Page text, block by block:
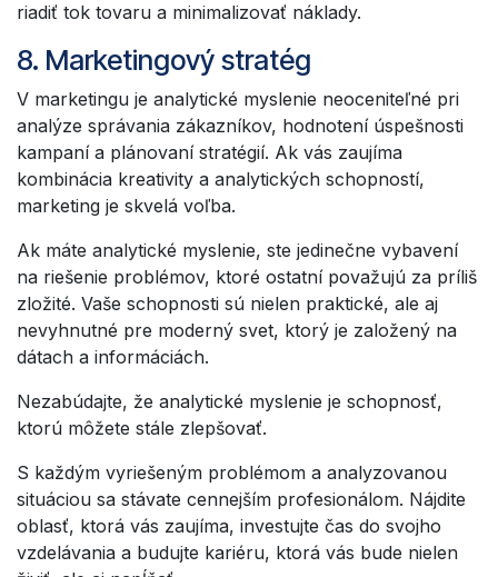
riadiť tok tovaru a minimalizovať náklady.
8. Marketingový stratég
V marketingu je analytické myslenie neoceniteľné pri
analýze správania zákazníkov, hodnotení úspešnosti
kampaní a plánovaní stratégií. Ak vás zaujíma
kombinácia kreativity a analytických schopností,
marketing je skvelá voľba.
Ak máte analytické myslenie, ste jedinečne vybavení
na riešenie problémov, ktoré ostatní považujú za príliš
zložité. Vaše schopnosti sú nielen praktické, ale aj
nevyhnutné pre moderný svet, ktorý je založený na
dátach a informáciách.
Nezabúdajte, že analytické myslenie je schopnosť,
ktorú môžete stále zlepšovať.
S každým vyriešeným problémom a analyzovanou
situáciou sa stávate cennejším profesionálom. Nájdite
oblasť, ktorá vás zaujíma, investujte čas do svojho
vzdelávania a budujte kariéru, ktorá vás bude nielen